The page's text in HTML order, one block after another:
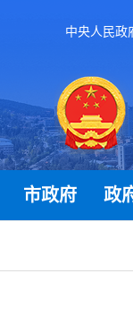
中央人民政
市政府 政